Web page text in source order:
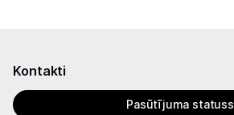
Kontakti
Pasūtījuma statuss